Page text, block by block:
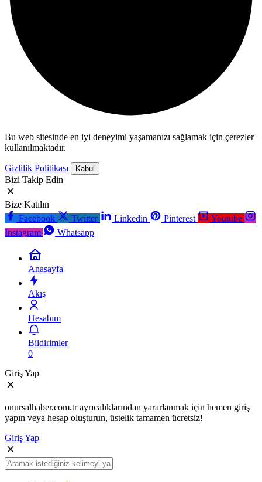
Bu web sitesinde en iyi deneyimi yaşamanızı sağlamak için çerezler
kullanılmaktadır.
Gizlilik Politikası Kabul
Bizi Takip Edin
Bize Katılın
Facebook
Twitter Linkedin Pinterest
Youtube
Instagram
Whatsapp
Anasayfa
Akış
Hesabım
Bildirimler
0
Giriş Yap
onursalhaber.com.tr ayrıcalıklarından yararlanmak için hemen giriş
yapın veya hesap oluşturun, üstelik tamamen ücretsiz!
Giriş Yap